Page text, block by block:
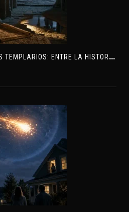
M
ARÍA MAGDALENA Y LOS TEMPLARIOS: ENTRE LA HISTORIA Y EL MISTERIO